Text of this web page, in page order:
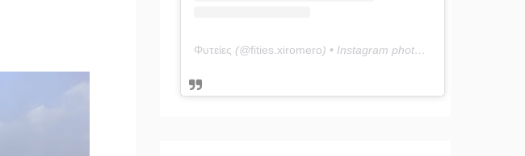
Φυτείες (@fities.xiromero) • Instagram photos and videos